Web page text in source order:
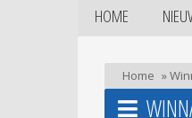
HOME
Home »